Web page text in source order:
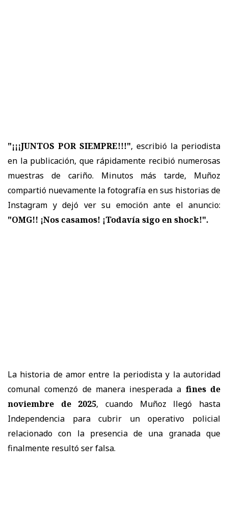
"¡¡¡JUNTOS POR SIEMPRE!!!", escribió la periodista
en la publicación, que rápidamente recibió numerosas
muestras de cariño. Minutos más tarde, Muñoz
compartió nuevamente la fotografía en sus historias de
Instagram y dejó ver su emoción ante el anuncio:
"OMG!! ¡Nos casamos! ¡Todavía sigo en shock!".
La historia de amor entre la periodista y la autoridad
comunal comenzó de manera inesperada a fines de
noviembre de 2025, cuando Muñoz llegó hasta
Independencia para cubrir un operativo policial
relacionado con la presencia de una granada que
finalmente resultó ser falsa.